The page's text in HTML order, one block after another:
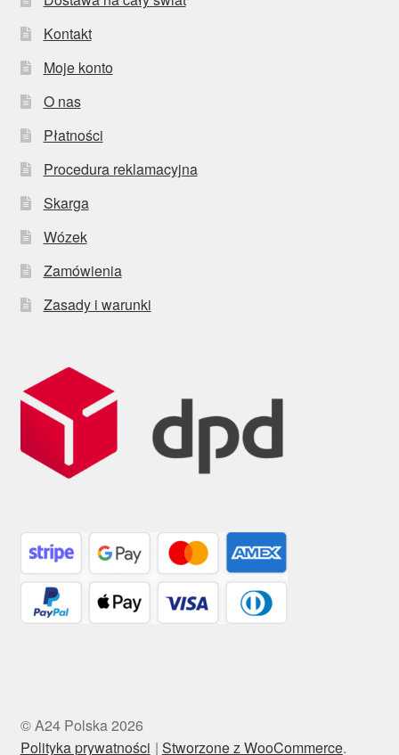
Kontakt
Moje konto
O nas
Płatności
Procedura reklamacyjna
Skarga
Wózek
Zamówienia
Zasady i warunki
© A24 Polska 2026
Polityka prywatności
Stworzone z WooCommerce.